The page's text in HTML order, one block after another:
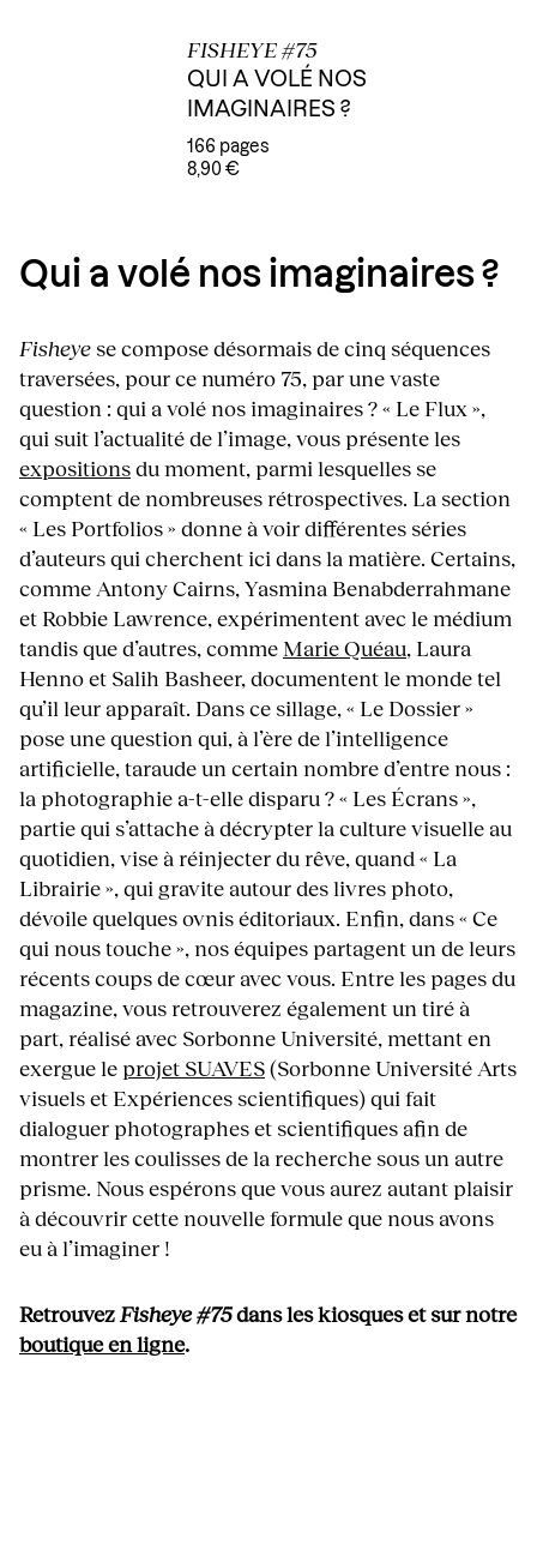
FISHEYE #75
QUI A VOLÉ NOS
IMAGINAIRES ?
166 pages
8,90 €
Qui a volé nos imaginaires ?
Fisheye se compose désormais de cinq séquences
traversées, pour ce numéro 75, par une vaste
question : qui a volé nos imaginaires ? « Le Flux »,
qui suit l’actualité de l’image, vous présente les
expositionsdu moment, parmi lesquelles se
comptent de nombreuses rétrospectives. La section
« Les Portfolios » donne à voir différentes séries
d’auteurs qui cherchent ici dans la matière. Certains,
comme Antony Cairns, Yasmina Benabderrahmane
et Robbie Lawrence, expérimentent avec le médium
tandis que d’autres, comme Marie Quéau, Laura
Henno et Salih Basheer, documentent le monde tel
qu’il leur apparaît. Dans ce sillage, « Le Dossier »
pose une question qui, à l’ère de l’intelligence
artificielle, taraude un certain nombre d’entre nous :
la photographie a-t-elle disparu ? « Les Écrans »,
partie qui s’attache à décrypter la culture visuelle au
quotidien, vise à réinjecter du rêve, quand « La
Librairie », qui gravite autour des livres photo,
dévoile quelques ovnis éditoriaux. Enfin, dans « Ce
qui nous touche », nos équipes partagent un de leurs
récents coups de cœur avec vous. Entre les pages du
magazine, vous retrouverez également un tiré à
part, réalisé avec Sorbonne Université, mettant en
exergue leprojet SUAVES(Sorbonne Université Arts
visuels et Expériences scientifiques) qui fait
dialoguer photographes et scientifiques afin de
montrer les coulisses de la recherche sous un autre
prisme. Nous espérons que vous aurez autant plaisir
à découvrir cette nouvelle formule que nous avons
eu à l’imaginer !
Retrouvez Fisheye #75dans les kiosques et sur notre
boutique en ligne.